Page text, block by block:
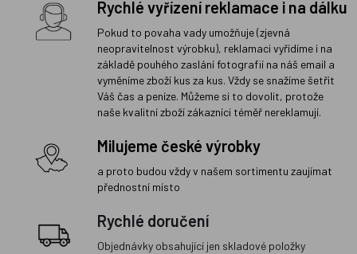
Rychlé vyřízení reklamace i na dálku
Pokud to povaha vady umožňuje (zjevná
neopravitelnost výrobku), reklamaci vyřídíme i na
základě pouhého zaslání fotografií na náš email a
vyměníme zboží kus za kus. Vždy se snažíme šetřit
Váš čas a peníze. Můžeme si to dovolit, protože
naše kvalitní zboží zákazníci téměř nereklamují.
Milujeme české výrobky
a proto budou vždy v našem sortimentu zaujímat
přednostní místo
Rychlé doručení
Objednávky obsahující jen skladové položky